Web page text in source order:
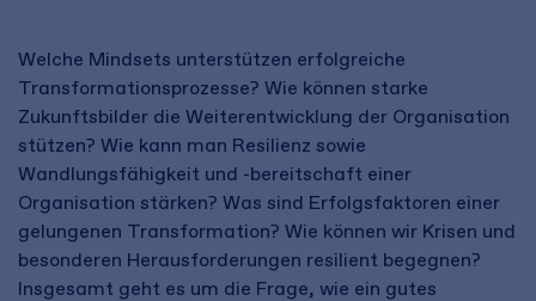
Welche Mindsets unterstützen erfolgreiche
Transformationsprozesse? Wie können starke
Zukunftsbilder die Weiterentwicklung der Organisation
stützen? Wie kann man Resilienz sowie
Wandlungsfähigkeit und -bereitschaft einer
Organisation stärken? Was sind Erfolgsfaktoren einer
gelungenen Transformation? Wie können wir Krisen und
besonderen Herausforderungen resilient begegnen?
Insgesamt geht es um die Frage, wie ein gutes